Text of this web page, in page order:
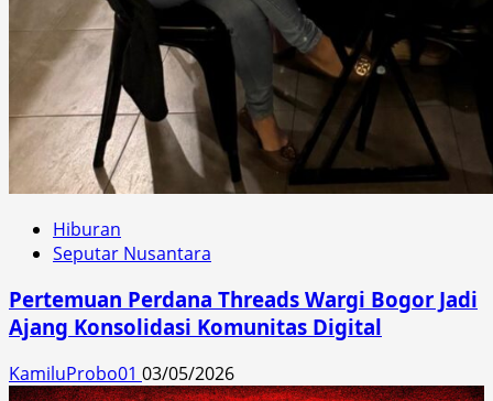
Hiburan
Seputar Nusantara
Pertemuan Perdana Threads Wargi Bogor Jadi
Ajang Konsolidasi Komunitas Digital
KamiluProbo01 03/05/2026